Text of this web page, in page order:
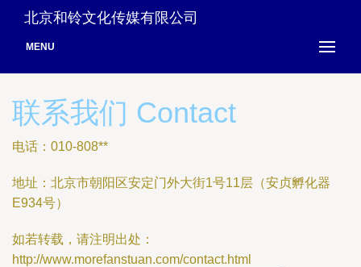
北京和铃文化传媒有限公司
MENU
联系我们 Contact
电话：010-808**
地址：北京市朝阳区安定门外大街1号11层（安贞孵化器
E934号）
如若转载，请注明出处：
http://www.morefanstuan.com/contact.html